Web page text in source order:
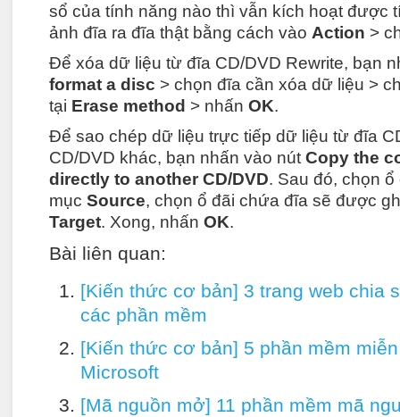
sổ của tính năng nào thì vẫn kích hoạt được
ảnh đĩa ra đĩa thật bằng cách vào Action >
Để xóa dữ liệu từ đĩa CD/DVD Rewrite, bạn
format a disc > chọn đĩa cần xóa dữ liệu >
tại Erase method > nhấn OK.
Để sao chép dữ liệu trực tiếp dữ liệu từ đĩa
CD/DVD khác, bạn nhấn vào nút Copy the
directly to another CD/DVD. Sau đó, chọn
mục Source, chọn ổ đãi chứa đĩa sẽ được
Target. Xong, nhấn OK.
Bài liên quan:
[Kiến thức cơ bản] 3 trang web chia
các phần mềm
[Kiến thức cơ bản] 5 phần mềm
Microsoft
[Mã nguồn mở] 11 phần mềm mã